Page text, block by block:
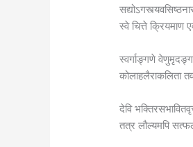
स्वे चित्ते क्रियमाण
स्वर्गाङ्गणे
कोलाहलैराकलिता
देवि
तत्र लौल्यमपि